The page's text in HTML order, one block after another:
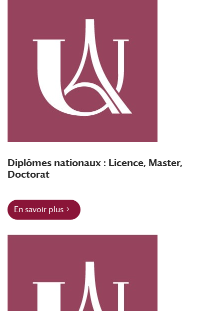
Diplômes nationaux : Licence, Master,
Doctorat
En savoir plus